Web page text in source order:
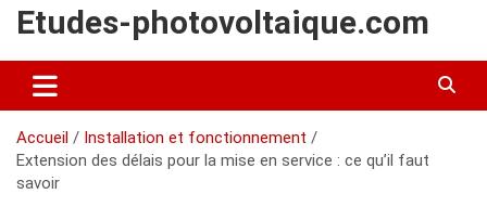
Etudes-photovoltaique.com
Accueil
Installation et fonctionnement
Extension des délais pour la mise en service : ce qu’il faut
savoir